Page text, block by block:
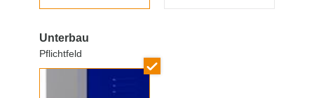
Unterbau
Pflichtfeld